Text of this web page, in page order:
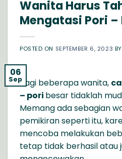
Wanita Harus
Mengatasi Pori –
POSTED ON SEPTEMBER 6, 2023 BY
06
SepBagi beberapa wanita,
– pori besar tidaklah
Memang ada sebagian
pemikiran seperti itu,
mencoba melakukan
tetap tidak berhasil atau